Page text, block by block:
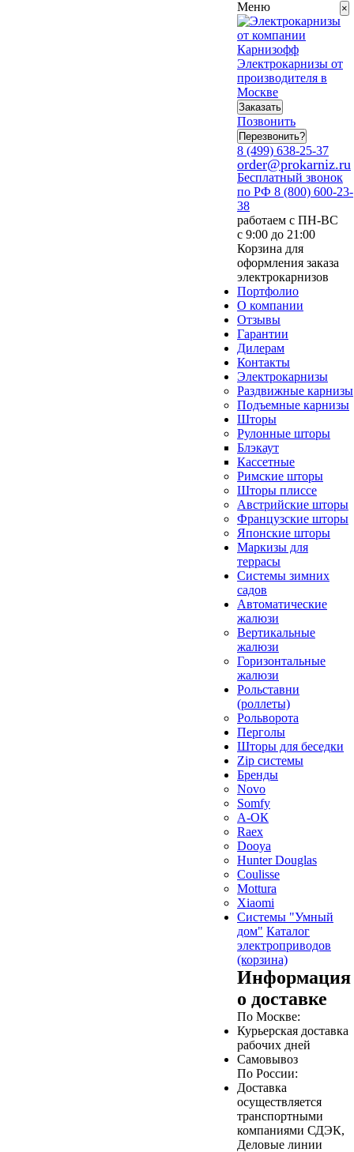
Меню
Электрокарнизы от
производителя в
Москве
Заказать
Позвонить
Перезвонить?
8 (499) 638-25-37
order@prokarniz.ru
Бесплатный звонок
по РФ 8 (800) 600-23-
38
работаем с ПН-ВС
с 9:00 до 21:00
Корзина для
оформления заказа
электрокарнизов
Портфолио
О компании
Отзывы
Гарантии
Дилерам
Контакты
Электрокарнизы
Раздвижные карнизы
Подъемные карнизы
Шторы
Рулонные шторы
Блэкаут
Кассетные
Римские шторы
Шторы плиссе
Австрийские шторы
Французские шторы
Японские шторы
Маркизы для
террасы
Системы зимних
садов
Автоматические
жалюзи
Вертикальные
жалюзи
Горизонтальные
жалюзи
Рольставни
(роллеты)
Рольворота
Перголы
Шторы для беседки
Zip системы
Бренды
Novo
Somfy
А-ОК
Raex
Dooya
Hunter Douglas
Coulisse
Mottura
Xiaomi
Системы "Умный
дом" Каталог
электроприводов
(корзина)
Информация
о доставке
По Москве:
Курьерская доставка
рабочих дней
Самовывоз
По России:
Доставка
осуществляется
транспортными
компаниями СДЭК,
Деловые линии
×